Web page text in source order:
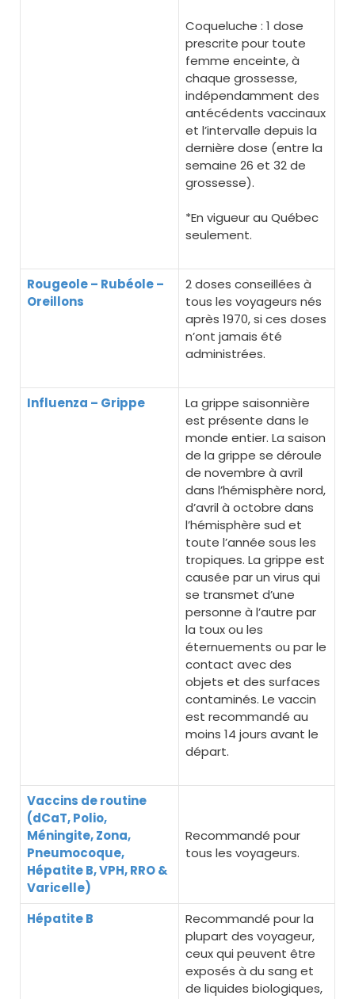
Coqueluche : 1 dose
prescrite pour toute
femme enceinte, à
chaque grossesse,
indépendamment des
antécédents vaccinaux
et l’intervalle depuis la
dernière dose (entre la
semaine 26 et 32 de
grossesse).
*En vigueur au Québec
seulement.
Rougeole – Rubéole –
Oreillons
2 doses conseillées à
tous les voyageurs nés
après 1970, si ces doses
n’ont jamais été
administrées.
Influenza – Grippe
La grippe saisonnière
est présente dans le
monde entier. La saison
de la grippe se déroule
de novembre à avril
dans l’hémisphère nord,
d’avril à octobre dans
l’hémisphère sud et
toute l’année sous les
tropiques. La grippe est
causée par un virus qui
se transmet d’une
personne à l’autre par
la toux ou les
éternuements ou par le
contact avec des
objets et des surfaces
contaminés. Le vaccin
est recommandé au
moins 14 jours avant le
départ.
Vaccins de routine
(dCaT, Polio,
Méningite, Zona,
Pneumocoque,
Hépatite B, VPH, RRO &
Varicelle)
Recommandé pour
tous les voyageurs.
Hépatite B
Recommandé pour la
plupart des voyageur,
ceux qui peuvent être
exposés à du sang et
de liquides biologiques,